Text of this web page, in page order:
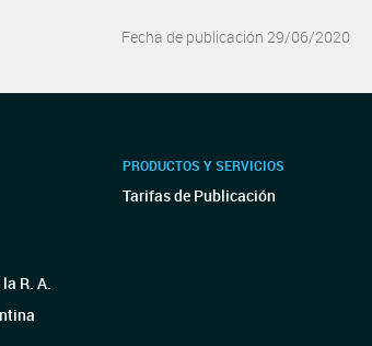
Fecha de publicación 29/06/2020
R. A.
PRODUCTOS Y SERVICIOS
Tarifas de Publicación